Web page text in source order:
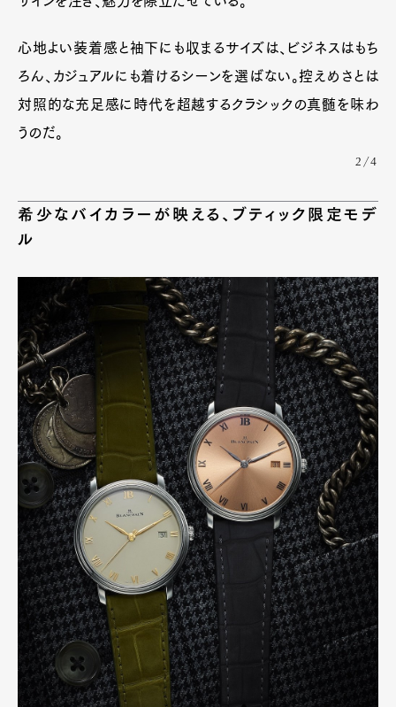
心地よい装着感と袖下にも収まるサイズは、ビジネスはもち
ろん、カジュアルにも着けるシーンを選ばない。控えめさとは
対照的な充足感に時代を超越するクラシックの真髄を味わ
うのだ。
2/4
希少なバイカラーが映える、ブティック限定モデ
ル